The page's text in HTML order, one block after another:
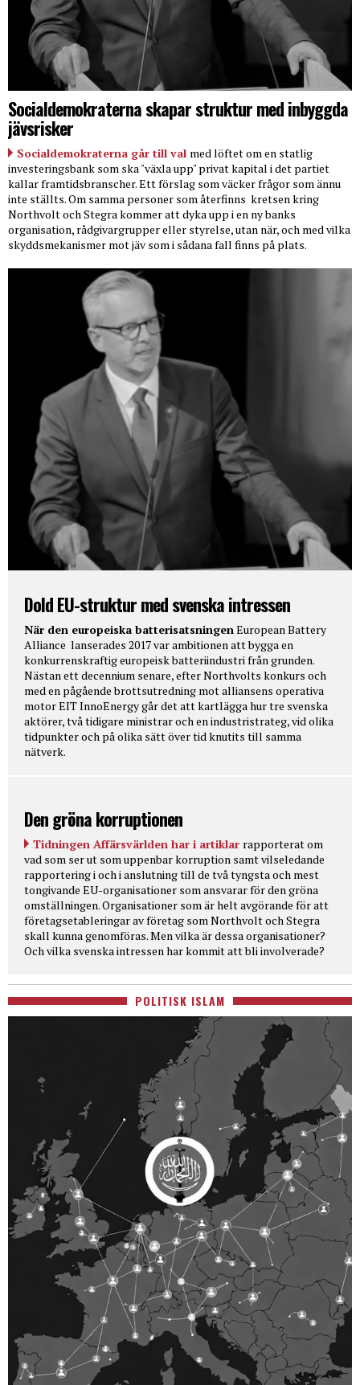
Socialdemokraterna skapar struktur med inbyggda
jävsrisker
Socialdemokraterna går till val med löftet om en statlig
investeringsbank som ska "växla upp" privat kapital i det partiet
kallar framtidsbranscher. Ett förslag som väcker frågor som ännu
inte ställts. Om samma personer som återfinns kretsen kring
Northvolt och Stegra kommer att dyka upp i en ny banks
organisation, rådgivargrupper eller styrelse, utan när, och med vilka
skyddsmekanismer mot jäv som i sådana fall finns på plats.
Dold EU-struktur med svenska intressen
När den europeiska batterisatsningen European Battery
Alliance lanserades 2017 var ambitionen att bygga en
konkurrenskraftig europeisk batteriindustri från grunden.
Nästan ett decennium senare, efter Northvolts konkurs och
med en pågående brottsutredning mot alliansens operativa
motor EIT InnoEnergy går det att kartlägga hur tre svenska
aktörer, två tidigare ministrar och en industristrateg, vid olika
tidpunkter och på olika sätt över tid knutits till samma
nätverk.
Den gröna korruptionen
Tidningen Affärsvärlden har i artiklar rapporterat om
vad som ser ut som uppenbar korruption samt vilseledande
rapportering i och i anslutning till de två tyngsta och mest
tongivande EU-organisationer som ansvarar för den gröna
omställningen. Organisationer som är helt avgörande för att
företagsetableringar av företag som Northvolt och Stegra
skall kunna genomföras. Men vilka är dessa organisationer?
Och vilka svenska intressen har kommit att bli involverade?
POLITISK ISLAM